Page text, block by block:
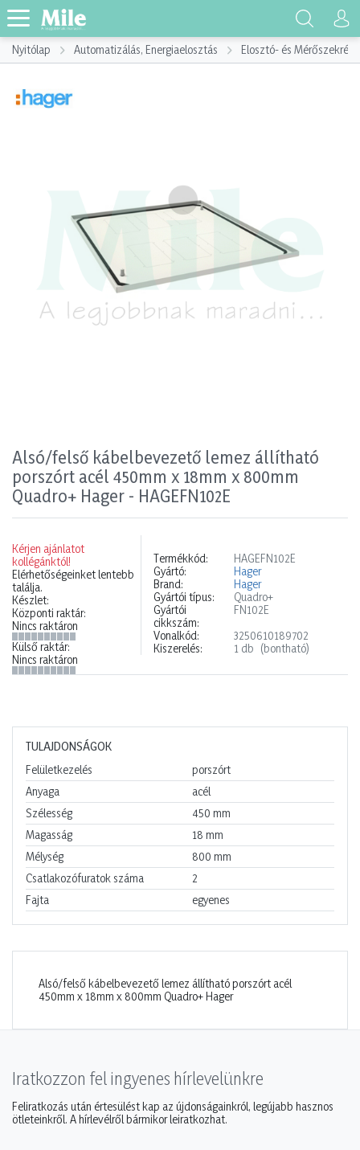
Nyitólap Automatizálás, Energiaelosztás Elosztó- és Mérőszekrény
Alsó/felső kábelbevezető lemez állítható
porszórt acél 450mm x 18mm x 800mm
Quadro+ Hager - HAGEFN102E
Kérjen ajánlatot
kollégánktól!
Elérhetőségeinket lentebb
találja.
Készlet:
Központi raktár:
Nincs raktáron
Külső raktár:
Nincs raktáron
Termékkód:
HAGEFN102E
Gyártó:
Hager
Brand:
Hager
Gyártói típus:
Quadro+
Gyártói
cikkszám:
FN102E
Vonalkód:
3250610189702
Kiszerelés:
1 db (bontható)
TULAJDONSÁGOK
Felületkezelés
porszórt
Anyaga
acél
Szélesség
450 mm
Magasság
18 mm
Mélység
800 mm
Csatlakozófuratok száma
2
Fajta
egyenes
Alsó/felső kábelbevezető lemez állítható porszórt acél
450mm x 18mm x 800mm Quadro+ Hager
Iratkozzon fel ingyenes hírlevelünkre
Feliratkozás után értesülést kap az újdonságainkról, legújabb hasznos
ötleteinkről. A hírlevélről bármikor leiratkozhat.